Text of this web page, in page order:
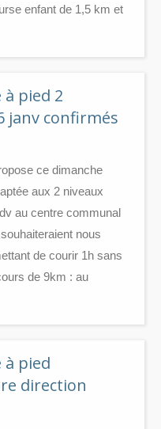
enfant de 1,5 km et
pied 2
janv confirmés
ce dimanche
aux 2 niveaux
au centre communal
nous
de courir 1h sans
de 9km : au
pied
direction